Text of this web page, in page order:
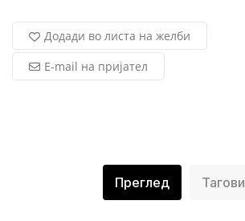
Додади во листа на желби
E-mail на пријател
Преглед Тагови